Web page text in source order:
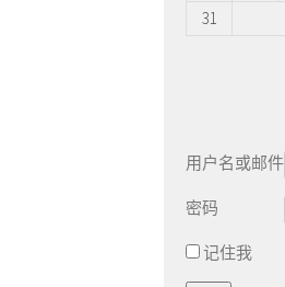
31
用户名或邮件
密码
记住我